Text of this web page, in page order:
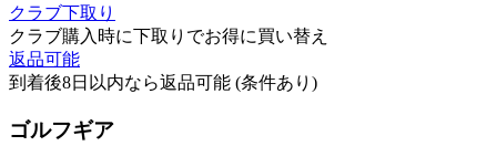
クラブ下取り
クラブ購入時に下取りでお得に買い替え
返品可能
到着後8日以内なら返品可能 (条件あり)
ゴルフギア